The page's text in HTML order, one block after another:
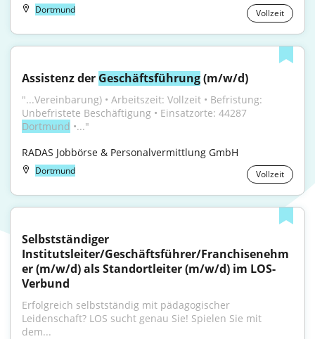
Dortmund Vollzeit
Assistenz der Geschäftsführung (m/w/d)
"...Vereinbarung) • Arbeitszeit: Vollzeit • Befristung:
Dortmund •..."
RADAS Jobbörse & Personalvermittlung GmbH
Dortmund Vollzeit
Selbstständiger
Institutsleiter/Geschäftsführer/Franchisenehm
er (m/w/d) als Standortleiter (m/w/d) im LOS-
Verbund
Erfolgreich selbstständig mit pädagogischer
Leidenschaft? LOS sucht genau Sie! Spielen Sie mit
dem...